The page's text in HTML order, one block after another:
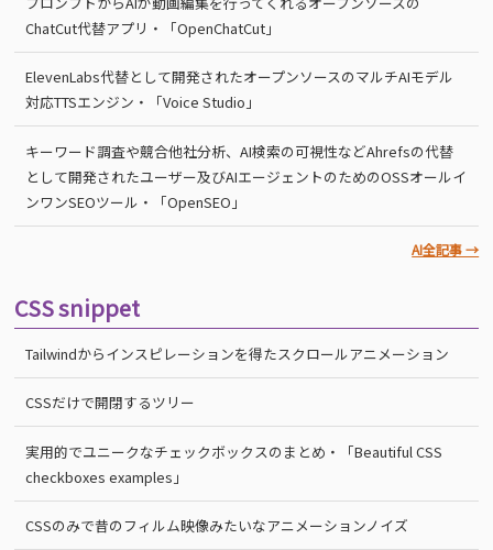
ChatCut代替アプリ・「OpenChatCut」
ElevenLabs代替として開発されたオープンソースのマルチAIモデル
対応TTSエンジン・「Voice Studio」
キーワード調査や競合他社分析、AI検索の可視性などAhrefsの代替
として開発されたユーザー及びAIエージェントのためのOSSオールイ
ンワンSEOツール・「OpenSEO」
AI全記事 →
CSS snippet
Tailwindからインスピレーションを得たスクロールアニメーション
CSSだけで開閉するツリー
実用的でユニークなチェックボックスのまとめ・「Beautiful CSS
checkboxes examples」
CSSのみで昔のフィルム映像みたいなアニメーションノイズ